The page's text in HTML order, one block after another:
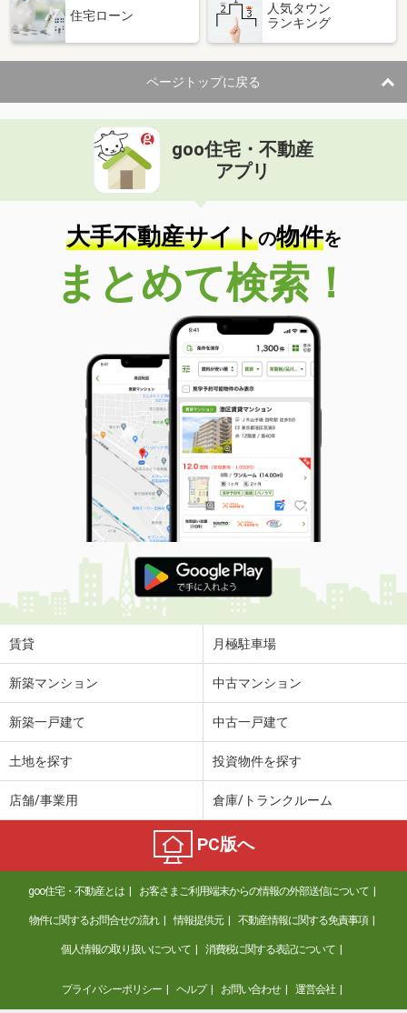
住宅ローン
人気タウン
ランキング
ページトップに戻る
goo住宅・不動産
アプリ
大手不動産サイトの物件を
まとめて検索！
賃貸 月極駐車場
新築マンション 中古マンション
新築一戸建て 中古一戸建て
土地を探す 投資物件を探す
店舗/事業用 倉庫/トランクルーム
PC版へ
goo住宅・不動産とは お客さまご利用端末からの情報の外部送信について
物件に関するお問合せの流れ 情報提供元 不動産情報に関する免責事項
個人情報の取り扱いについて 消費税に関する表記について
プライバシーポリシー ヘルプ お問い合わせ 運営会社